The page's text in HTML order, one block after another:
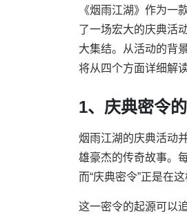
《烟雨江湖》作为一
了一场宏大的庆典活
大集结。从活动的背
将从四个方面详细解
1、庆典密令
烟雨江湖的庆典活动
雄豪杰的传奇故事。
而“庆典密令”正是在
这一密令的起源可以